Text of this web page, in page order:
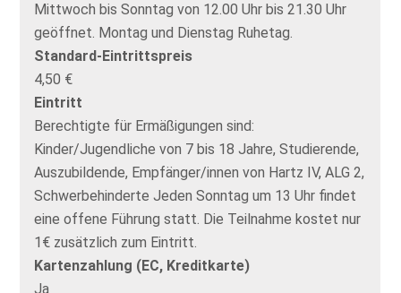
Mittwoch bis Sonntag von 12.00 Uhr bis 21.30 Uhr
geöffnet. Montag und Dienstag Ruhetag.
Standard-Eintrittspreis
4,50 €
Eintritt
Berechtigte für Ermäßigungen sind:
Kinder/Jugendliche von 7 bis 18 Jahre, Studierende,
Auszubildende, Empfänger/innen von Hartz IV, ALG 2,
Schwerbehinderte Jeden Sonntag um 13 Uhr findet
eine offene Führung statt. Die Teilnahme kostet nur
1€ zusätzlich zum Eintritt.
Kartenzahlung (EC, Kreditkarte)
Ja